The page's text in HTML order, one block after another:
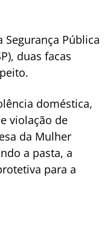
Segurança Pública
duas facas
doméstica,
violação de
da Mulher
a pasta, a
para a